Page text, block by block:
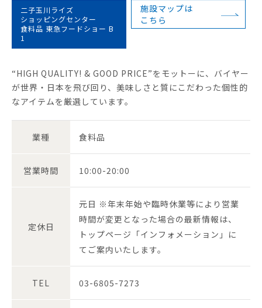
二子玉川ライズ
ショッピングセンター
食料品 東急フードショー B
1
施設マップは
こちら
“HIGH QUALITY! & GOOD PRICE”をモットーに、バイヤー
が世界・日本を飛び回り、美味しさと質にこだわった個性的
なアイテムを厳選しています。
業種 食料品
営業時間 10:00-20:00
定休日
元日 ※年末年始や臨時休業等により営業
時間が変更となった場合の最新情報は、
トップページ「インフォメーション」に
てご案内いたします。
TEL 03-6805-7273